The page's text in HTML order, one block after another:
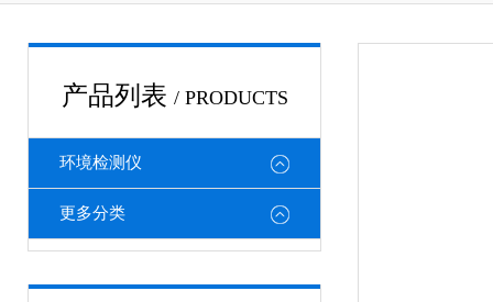
产品列表 / PRODUCTS
环境检测仪
更多分类